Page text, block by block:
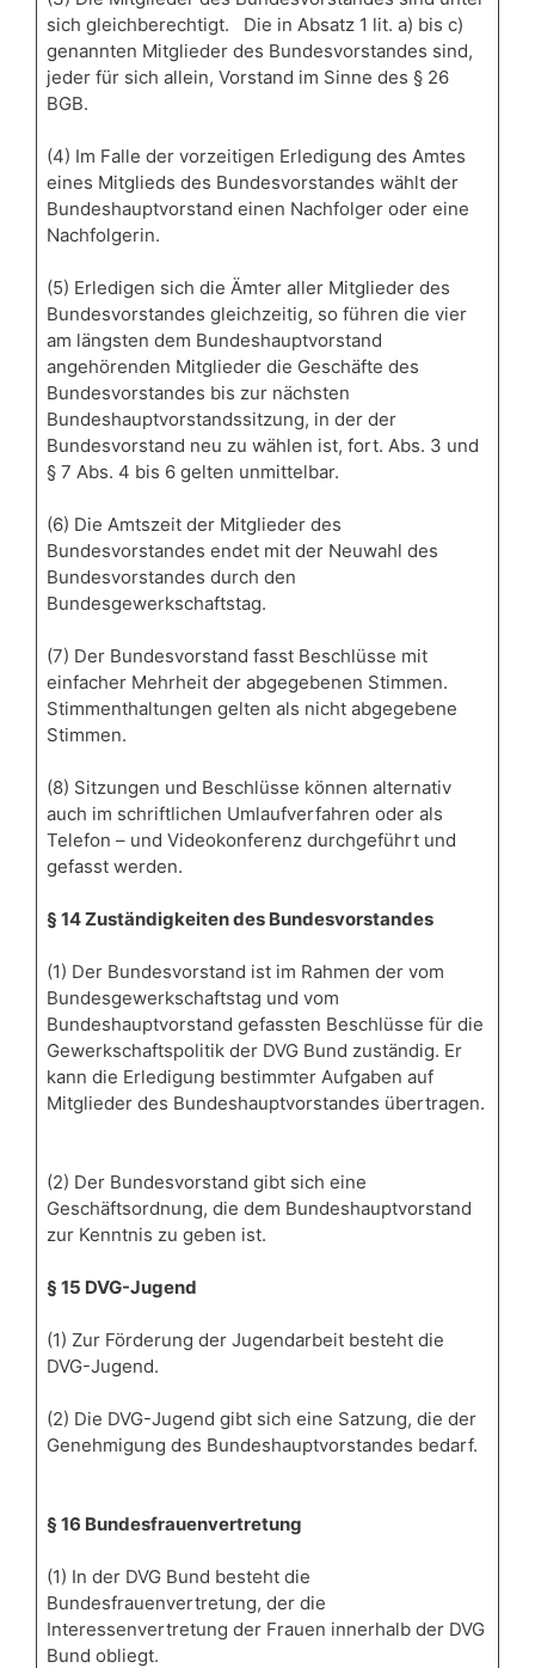
sich gleichberechtigt. Die in Absatz 1 lit. a) bis c)
genannten Mitglieder des Bundesvorstandes sind,
jeder für sich allein, Vorstand im Sinne des § 26
BGB.
(4) Im Falle der vorzeitigen Erledigung des Amtes
eines Mitglieds des Bundesvorstandes wählt der
Bundeshauptvorstand einen Nachfolger oder eine
Nachfolgerin.
(5) Erledigen sich die Ämter aller Mitglieder des
Bundesvorstandes gleichzeitig, so führen die vier
am längsten dem Bundeshauptvorstand
angehörenden Mitglieder die Geschäfte des
Bundesvorstandes bis zur nächsten
Bundeshauptvorstandssitzung, in der der
Bundesvorstand neu zu wählen ist, fort. Abs. 3 und
§ 7 Abs. 4 bis 6 gelten unmittelbar.
(6) Die Amtszeit der Mitglieder des
Bundesvorstandes endet mit der Neuwahl des
Bundesvorstandes durch den
Bundesgewerkschaftstag.
(7) Der Bundesvorstand fasst Beschlüsse mit
einfacher Mehrheit der abgegebenen Stimmen.
Stimmenthaltungen gelten als nicht abgegebene
Stimmen.
(8) Sitzungen und Beschlüsse können alternativ
auch im schriftlichen Umlaufverfahren oder als
Telefon – und Videokonferenz durchgeführt und
gefasst werden.
§ 14 Zuständigkeiten des Bundesvorstandes
(1) Der Bundesvorstand ist im Rahmen der vom
Bundesgewerkschaftstag und vom
Bundeshauptvorstand gefassten Beschlüsse für die
Gewerkschaftspolitik der DVG Bund zuständig. Er
kann die Erledigung bestimmter Aufgaben auf
Mitglieder des Bundeshauptvorstandes übertragen.
(2) Der Bundesvorstand gibt sich eine
Geschäftsordnung, die dem Bundeshauptvorstand
zur Kenntnis zu geben ist.
§ 15 DVG-Jugend
(1) Zur Förderung der Jugendarbeit besteht die
DVG-Jugend.
(2) Die DVG-Jugend gibt sich eine Satzung, die der
Genehmigung des Bundeshauptvorstandes bedarf.
§ 16 Bundesfrauenvertretung
(1) In der DVG Bund besteht die
Bundesfrauenvertretung, der die
Interessenvertretung der Frauen innerhalb der DVG
Bund obliegt.